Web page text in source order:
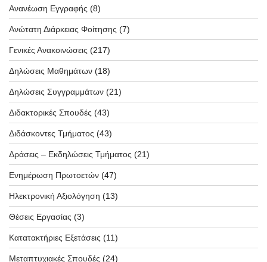
Ανανέωση Εγγραφής (8)
Ανώτατη Διάρκειας Φοίτησης (7)
Γενικές Ανακοινώσεις (217)
Δηλώσεις Μαθημάτων (18)
Δηλώσεις Συγγραμμάτων (21)
Διδακτορικές Σπουδές (43)
Διδάσκοντες Τμήματος (43)
Δράσεις – Εκδηλώσεις Τμήματος (21)
Ενημέρωση Πρωτοετών (47)
Ηλεκτρονική Αξιολόγηση (13)
Θέσεις Εργασίας (3)
Κατατακτήριες Εξετάσεις (11)
Μεταπτυχιακές Σπουδές (24)